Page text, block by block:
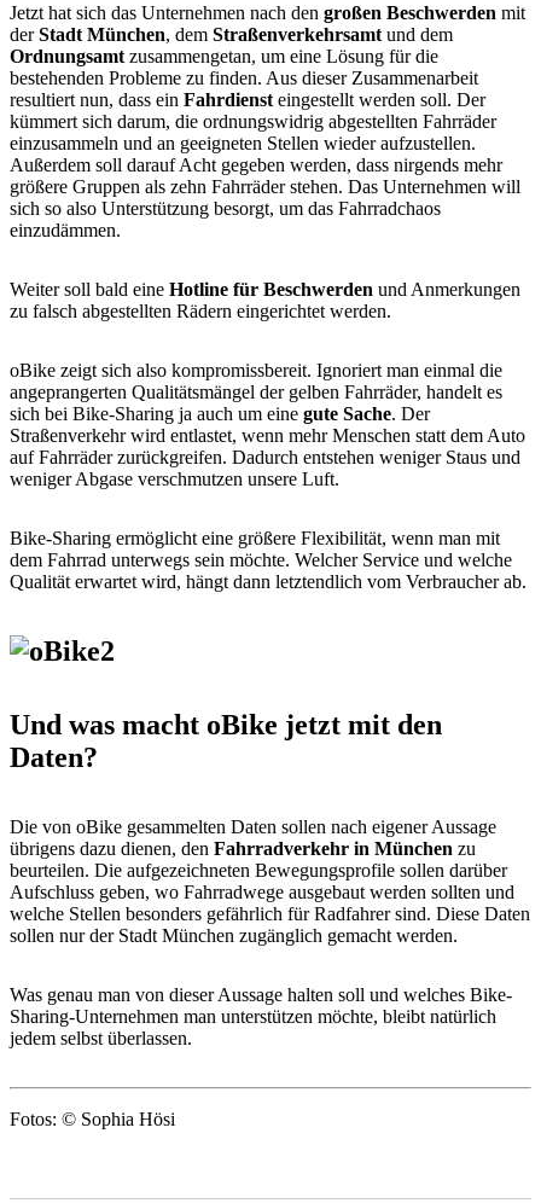
Jetzt hat sich das Unternehmen nach den großen Beschwerden mit
derStadt München, dem Straßenverkehrsamt und dem
Ordnungsamt zusammengetan, um eine Lösung für die
bestehenden Probleme zu finden. Aus dieser Zusammenarbeit
resultiert nun, dass ein Fahrdienst eingestellt werden soll. Der
kümmert sich darum, die ordnungswidrig abgestellten Fahrräder
einzusammeln und an geeigneten Stellen wieder aufzustellen.
Außerdem soll darauf Acht gegeben werden, dass nirgends mehr
größere Gruppen als zehn Fahrräder stehen. Das Unternehmen will
sich so also Unterstützung besorgt, um das Fahrradchaos
einzudämmen.
Weiter soll bald eine Hotline für Beschwerden und Anmerkungen
zu falsch abgestellten Rädern eingerichtet werden.
oBike zeigt sich also kompromissbereit. Ignoriert man einmal die
angeprangerten Qualitätsmängel der gelben Fahrräder, handelt es
sich bei Bike-Sharing ja auch um eine gute Sache. Der
Straßenverkehr wird entlastet, wenn mehr Menschen statt dem Auto
auf Fahrräder zurückgreifen. Dadurch entstehen weniger Staus und
weniger Abgase verschmutzen unsere Luft.
Bike-Sharing ermöglicht eine größere Flexibilität, wenn man mit
dem Fahrrad unterwegs sein möchte. Welcher Service und welche
Qualität erwartet wird, hängt dann letztendlich vom Verbraucher ab.
Und was macht oBike jetzt mit den
Daten?
Die von oBike gesammelten Daten sollen nach eigener Aussage
übrigens dazu dienen, den Fahrradverkehr in München zu
beurteilen. Die aufgezeichneten Bewegungsprofile sollen darüber
Aufschluss geben, wo Fahrradwege ausgebaut werden sollten und
welche Stellen besonders gefährlich für Radfahrer sind. Diese Daten
sollen nur der Stadt München zugänglich gemacht werden.
Was genau man von dieser Aussage halten soll und welches Bike-
Sharing-Unternehmen man unterstützen möchte, bleibt natürlich
jedem selbst überlassen.
Fotos: © Sophia Hösi